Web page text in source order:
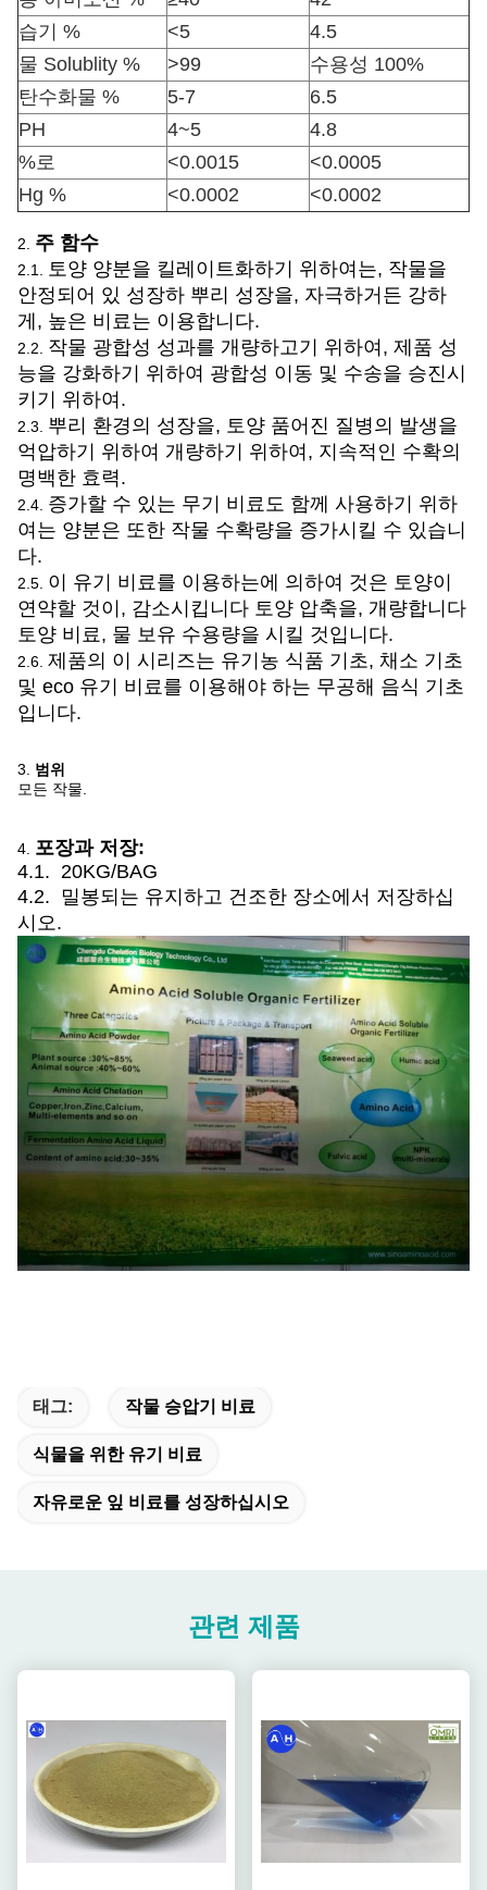
습기 %
<5
4.5
물 Solublity %
>99
수용성 100%
탄수화물 %
5-7
6.5
PH
4~5
4.8
%로
<0.0015
<0.0005
Hg %
<0.0002 <0.0002
2. 주 함수
2.1. 토양 양분을 킬레이트화하기 위하여는, 작물을
안정되어 있 성장하 뿌리 성장을, 자극하거든 강하
게, 높은 비료는 이용합니다.
2.2. 작물 광합성 성과를 개량하고기 위하여, 제품 성
능을 강화하기 위하여 광합성 이동 및 수송을 승진시
키기 위하여.
2.3. 뿌리 환경의 성장을, 토양 품어진 질병의 발생을
억압하기 위하여 개량하기 위하여, 지속적인 수확의
명백한 효력.
2.4. 증가할 수 있는 무기 비료도 함께 사용하기 위하
여는 양분은 또한 작물 수확량을 증가시킬 수 있습니
다.
2.5. 이 유기 비료를 이용하는에 의하여 것은 토양이
연약할 것이, 감소시킵니다 토양 압축을, 개량합니다
토양 비료, 물 보유 수용량을 시킬 것입니다.
2.6. 제품의 이 시리즈는 유기농 식품 기초, 채소 기초
및 eco 유기 비료를 이용해야 하는 무공해 음식 기초
입니다.
3. 범위
모든 작물.
4. 포장과 저장:
4.1. 20KG/BAG
4.2. 밀봉되는 유지하고 건조한 장소에서 저장하십
시오.
태그: 작물 승압기 비료
식물을 위한 유기 비료
자유로운 잎 비료를 성장하십시오
관련 제품